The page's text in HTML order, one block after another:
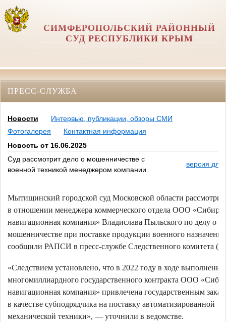
СИМФЕРОПОЛЬСКИЙ РАЙОННЫЙ
СУД РЕСПУБЛИКИ КРЫМ
ПРЕСС-СЛУЖБА
Новости
Интервью, публикации, обзоры СМИ
Фотогалерея
Контактная информация
Новость от 16.06.2025
Суд рассмотрит дело о мошенничестве с
военной техникой менеджером компании
версия для
Мытищинский городской суд Московской области рассмотрит
в отношении менеджера коммерческого отдела ООО
навигационная компания» Владислава Пыльского по делу о
мошенничестве при поставке продукции военного
сообщили РАПСИ в пресс-службе Следственного комитета
«Следствием установлено, что в 2022 году в ходе выполнения
многомиллиардного государственного контракта ООО
навигационная компания» привлечена государственным
в качестве субподрядчика на поставку автоматизированной
механической техники», — уточнили в ведомстве.